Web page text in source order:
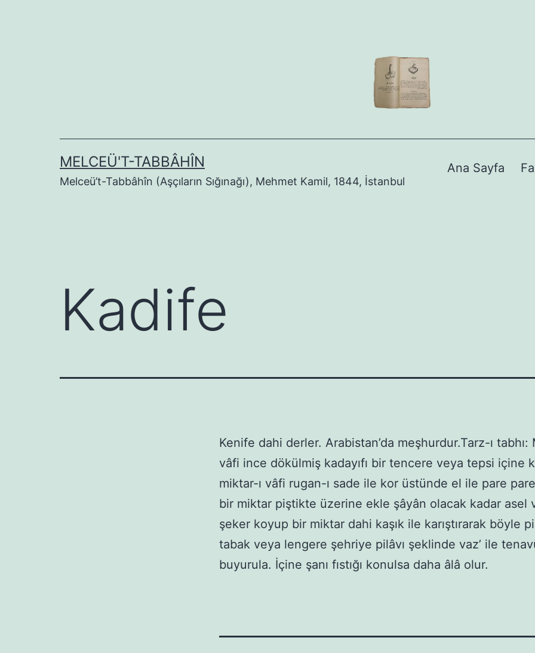
MELCEÜ'T-TABBÂHÎN
Melceü’t-Tabbâhîn (Aşçıların Sığınağı), Mehmet Kamil, 1844, İstanbul
Ana Sayfa
Kadife
Kenife dahi derler. Arabistan’da meşhurdur.Tarz-ı tabhı:
vâfi ince dökülmiş kadayıfı bir tencere veya tepsi içine
miktar-ı vâfi rugan-ı sade ile kor üstünde el ile pare
bir miktar piştikte üzerine ekle şâyân olacak kadar asel
şeker koyup bir miktar dahi kaşık ile karıştırarak böyle
tabak veya lengere şehriye pilâvı şeklinde vaz’ ile
buyurula. İçine şanı fıstığı konulsa daha âlâ olur.